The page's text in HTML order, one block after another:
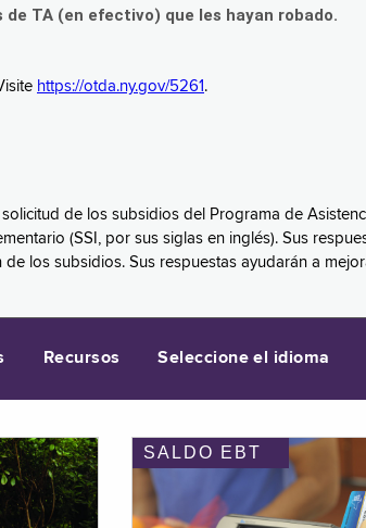
TA (en efectivo) que les hayan robado.
https://otda.ny.gov/5261 .
de los subsidios del Programa de
(SSI, por sus siglas en inglés). Sus
los subsidios. Sus respuestas ayudarán a
Recursos Seleccione el idioma
SALDO EBT